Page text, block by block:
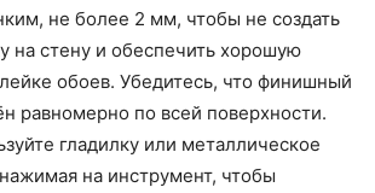
не более 2 мм, чтобы не создать
на стену и обеспечить хорошую
обоев. Убедитесь, что финишный
равномерно по всей поверхности.
гладилку или металлическое
на инструмент, чтобы